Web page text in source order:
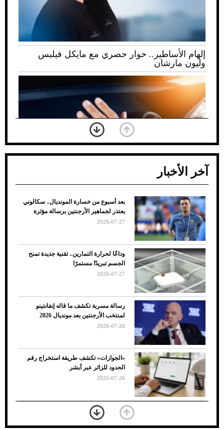
إلهام الأساطير.. حوار حصري مع مايكل فيلبس
وليون مارشان
ضعف تبريد مكيف السيارة عند الوقوف.. أشهر
الأسباب والحلول
7 نصائح لاختيار لون البنطلون المناسب للقميص
الأسود
آخر الأخبار
بعد أسبوع من خسارة المونديال.. سكالوني
يعتذر لجماهير الأرجنتين برسالة مؤثرة
2026-07-27
وداعًا لحرارة التمارين.. تقنية جديدة تمنح
الجسم تبريدًا مستمرًا
2026-07-27
رسالة مسربة تكشف ما قاله إنفانتينو
لمنتخب الأرجنتين بعد مونديال 2026
2026-07-26
«الجوازات» تكشف طريقة استخراج رقم
الحدود للزائر عبر أبشر
2026-07-26
بعد 7 أشهر من تعرضه لحادث مروع.. جوشوا
يفوز على برينغا بـ"الضربة القاضية" (فيديو)